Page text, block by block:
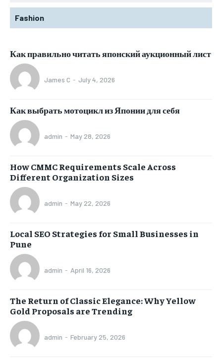
Fashion
Как правильно читать японский аукционный лист
James C - July 4, 2026
Как выбрать мотоцикл из Японии для себя
admin - May 28, 2026
How CMMC Requirements Scale Across
Different Organization Sizes
admin - May 22, 2026
Local SEO Strategies for Small Businesses in
Pune
admin - April 16, 2026
The Return of Classic Elegance: Why Yellow
Gold Proposals are Trending
admin - February 25, 2026